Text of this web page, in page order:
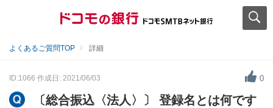
よくあるご質問TOP 詳細
ID:1066 作成日: 2021/06/03 0
〔総合振込〈法人〉〕 登録名とは何です